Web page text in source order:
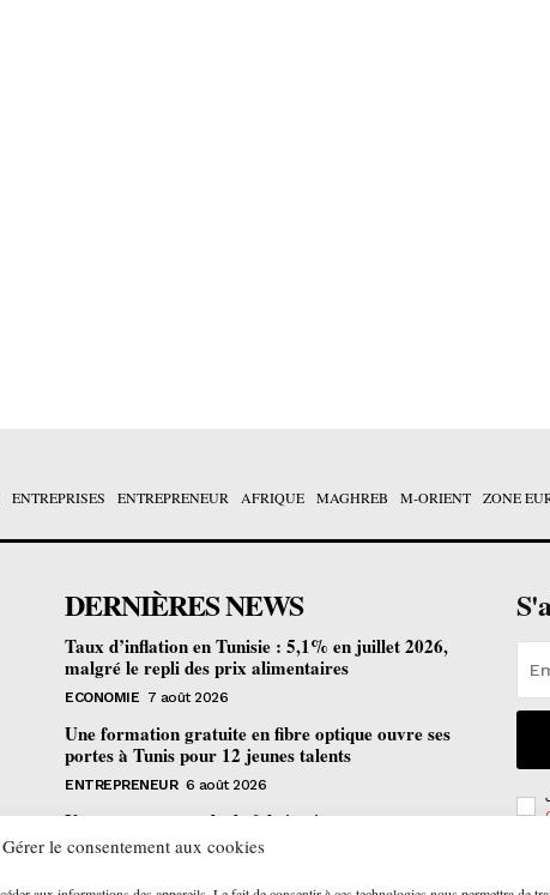
Gérer le consentement aux cookies
ENTREPRISES ENTREPRENEUR AFRIQUE MAGHREB M-ORIENT ZONE
DERNIÈRES NEWS
Taux d’inflation en Tunisie : 5,1% en juillet 2026,
malgré le repli des prix alimentaires
ECONOMIE 7 août 2026
Une formation gratuite en fibre optique ouvre ses
portes à Tunis pour 12 jeunes talents
ENTREPRENEUR 6 août 2026
Un nouveau procédé de fabrication
pharmaceutique en flux continu : quelles